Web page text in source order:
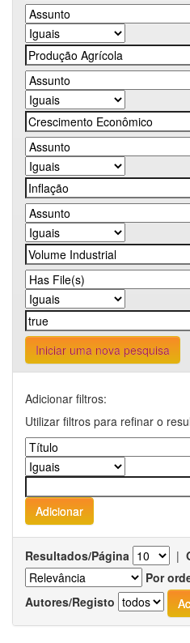
Iniciar uma nova pesquisa
Adicionar filtros:
Utilizar filtros para refinar o
Resultados/Página |
Por
Autores/Registo